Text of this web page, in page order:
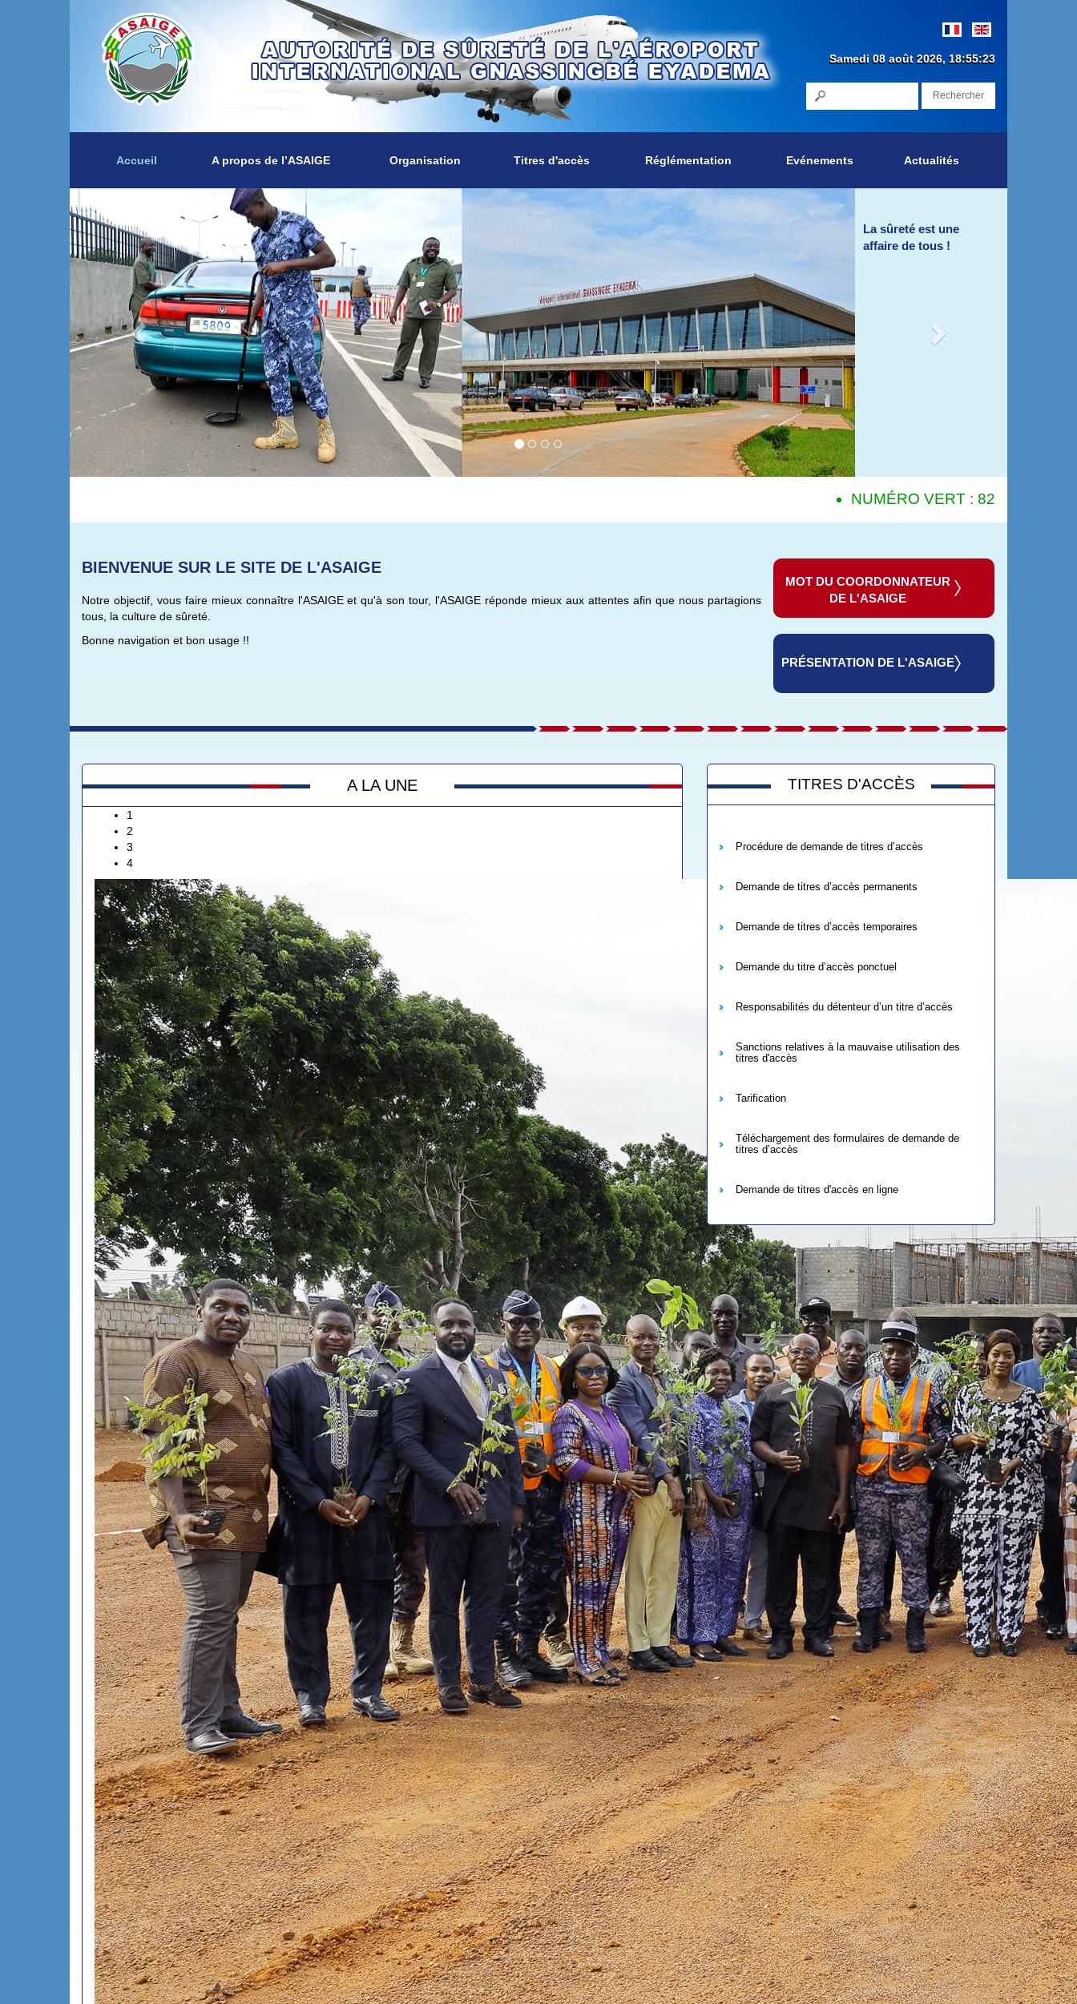
Samedi 08 août 2026, 18:55:23
Rechercher
Accueil A propos de l’ASAIGE Organisation Titres d'accès Réglémentation Evénements Actualités
La sûreté est une affaire de
tous !
NUMÉRO VERT : 82 02 NUMÉRO
BIENVENUE SUR LE SITE DE L'ASAIGE
Notre objectif, vous faire mieux connaître l'ASAIGE et qu'à son tour, l'ASAIGE réponde mieux aux attentes afin que nous partagions
tous, la culture de sûreté.
Bonne navigation et bon usage !!
MOT DU COORDONNATEUR
DE L'ASAIGE
PRÉSENTATION DE L'ASAIGE
A LA UNE
1
2
3
4
TITRES D'ACCÈS
Procédure de demande de titres d’accès
Demande de titres d’accès permanents
Demande de titres d’accès temporaires
Demande du titre d’accès ponctuel
Responsabilités du détenteur d’un titre d’accès
Sanctions relatives à la mauvaise utilisation des
titres d'accès
Tarification
Téléchargement des formulaires de demande de
titres d’accès
Demande de titres d'accès en ligne